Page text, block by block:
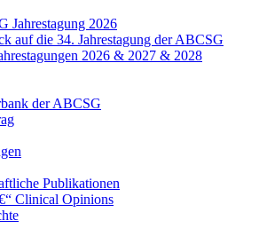
Jahrestagung 2026
auf die 34. Jahrestagung der ABCSG
2026 & 2027 & 2028
der ABCSG
Publikationen
Clinical Opinions